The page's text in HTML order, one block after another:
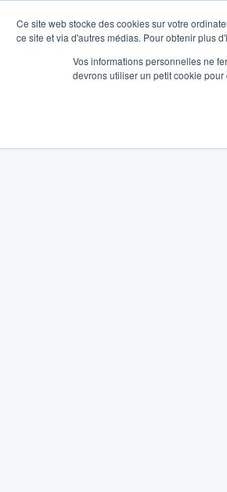
Ce site web stocke des cookies sur votre
ce site et via d'autres médias. Pour obtenir plus
Vos informations personnelles ne
devrons utiliser un petit cookie